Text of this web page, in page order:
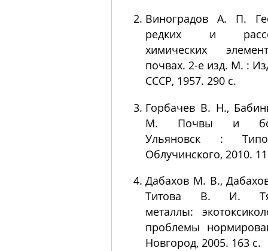
Виноградов А. П.
редких и
химических
почвах. 2-е изд. М. :
СССР, 1957. 290 с.
Горбачев В. Н.,
М. Почвы и
Ульяновск :
Облучинского, 2010.
Дабахов М. В.,
Титова В. И.
металлы:
проблемы
Новгород, 2005. 163 с.